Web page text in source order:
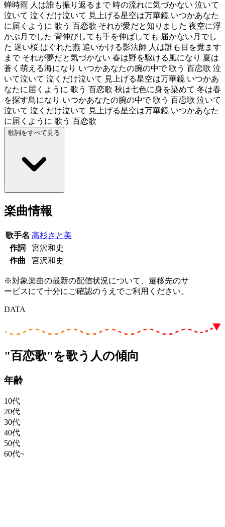
蝉時雨 人は誰も振り返るまで 時の流れに気づかない 泣いて
泣いて 泣くだけ泣いて 見上げる星空は万華鏡 いつかあなた
に届くように 歌う 百恋歌 それが愛だと知りました 夜空に浮
かぶ月でした 背伸びしても手を伸ばしても 届かない月でし
た 迷い桜 はぐれた燕 追いかける影法師 人は誰も目を覚ます
まで それが夢だと気づかない 春は野を駆ける風になり 夏は
蒼く萌える海になり いつかあなたの腕の中で 歌う 百恋歌 泣
いて泣いて 泣くだけ泣いて 見上げる星空は万華鏡 いつかあ
なたに届くように 歌う 百恋歌 秋は七色に身を染めて 冬は春
を探す鳥になり いつかあなたの腕の中で 歌う 百恋歌 泣いて
泣いて 泣くだけ泣いて 見上げる星空は万華鏡 いつかあなた
に届くように 歌う 百恋歌
歌詞をすべて見る
楽曲情報
歌手名 高杉さと美
作詞
宮沢和史
作曲
宮沢和史
※対象楽曲の最新の配信状況について、遷移先のサ
ービスにて十分にご確認のうえでご利用ください。
DATA
"百恋歌"を歌う人の傾向
年齢
10代
20代
30代
40代
50代
60代~